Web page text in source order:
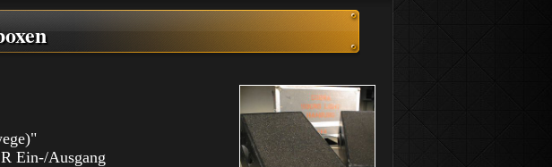
Ein-/Ausgang